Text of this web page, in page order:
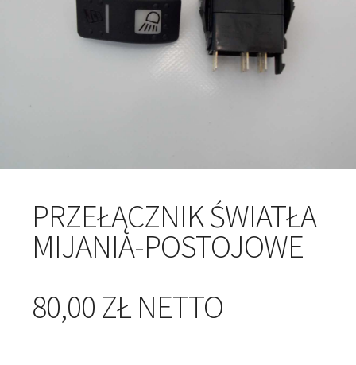
PRZEŁĄCZNIK ŚWIATŁA
MIJANIA-POSTOJOWE
80,00 ZŁ NETTO